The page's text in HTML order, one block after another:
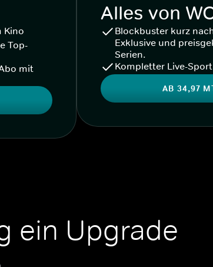
Kino
Top-
mit
Alles von
Blockbuster kurz
Exklusive und
Serien.
Kompletter Live-
AB 34,97
ein Upgrade